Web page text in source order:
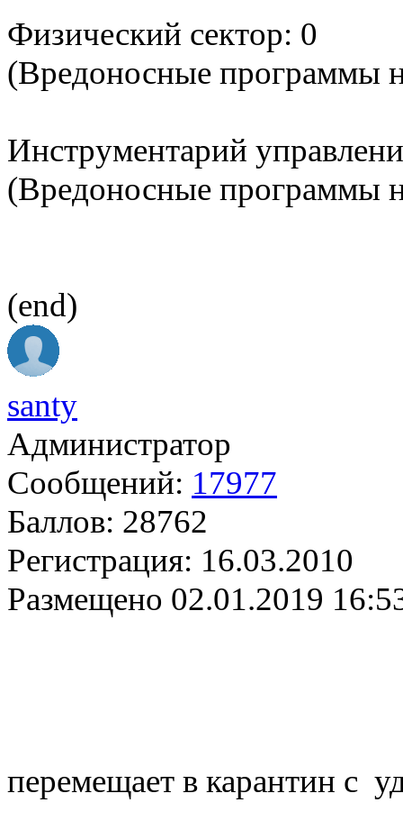
Физический сектор: 0
(Вредоносные программы
Инструментарий
(Вредоносные программы
(end)
santy
Администратор
Сообщений: 17977
Баллов: 28762
Регистрация: 16.03.2010
Размещено 02.01.2019
перемещает в карантин с